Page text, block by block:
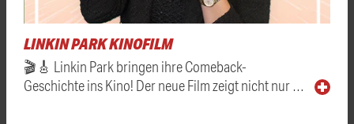
LINKIN PARK KINOFILM
🎬🎸 Linkin Park bringen ihre Comeback-
Geschichte ins Kino! Der neue Film zeigt nicht nur …